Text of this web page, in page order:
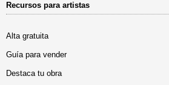
Recursos para artistas
Alta gratuita
Guía para vender
Destaca tu obra